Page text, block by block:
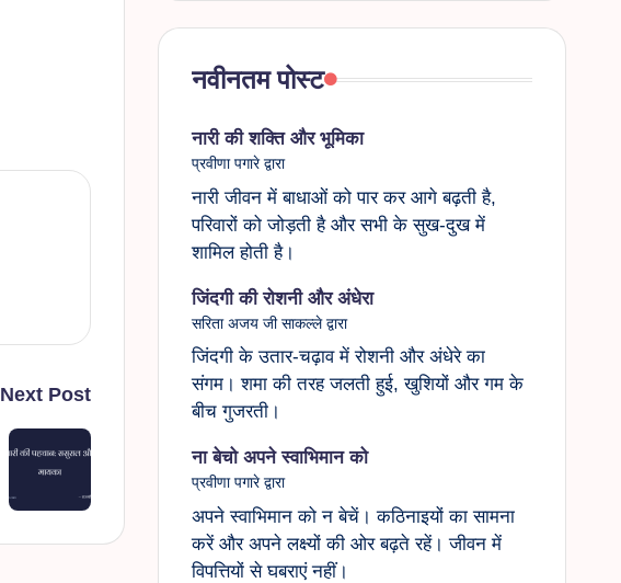
Next Post
नवीनतम पोस्ट
नारी की शक्ति और भूमिका
प्रवीणा पगारे द्वारा
नारी जीवन में बाधाओं को पार कर आगे बढ़ती है,
परिवारों को जोड़ती है और सभी के सुख-दुख में
शामिल होती है।
जिंदगी की रोशनी और अंधेरा
सरिता अजय जी साकल्ले द्वारा
जिंदगी के उतार-चढ़ाव में रोशनी और अंधेरे का
संगम। शमा की तरह जलती हुई, खुशियों और गम के
बीच गुजरती।
ना बेचो अपने स्वाभिमान को
प्रवीणा पगारे द्वारा
अपने स्वाभिमान को न बेचें। कठिनाइयों का सामना
करें और अपने लक्ष्यों की ओर बढ़ते रहें। जीवन में
विपत्तियों से घबराएं नहीं।